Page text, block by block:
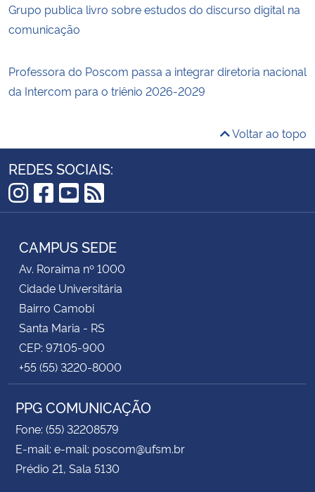
Grupo publica livro sobre estudos do discurso digital na
comunicação
Professora do Poscom passa a integrar diretoria nacional
da Intercom para o triênio 2026-2029
Voltar ao topo
REDES SOCIAIS:
Instagram
Facebook
YouTube
RSS
CAMPUS SEDE
Av. Roraima nº 1000
Cidade Universitária
Bairro Camobi
Santa Maria - RS
CEP: 97105-900
+55 (55) 3220-8000
PPG COMUNICAÇÃO
Fone: (55) 32208579
E-mail: e-mail: poscom@ufsm.br
Prédio 21, Sala 5130